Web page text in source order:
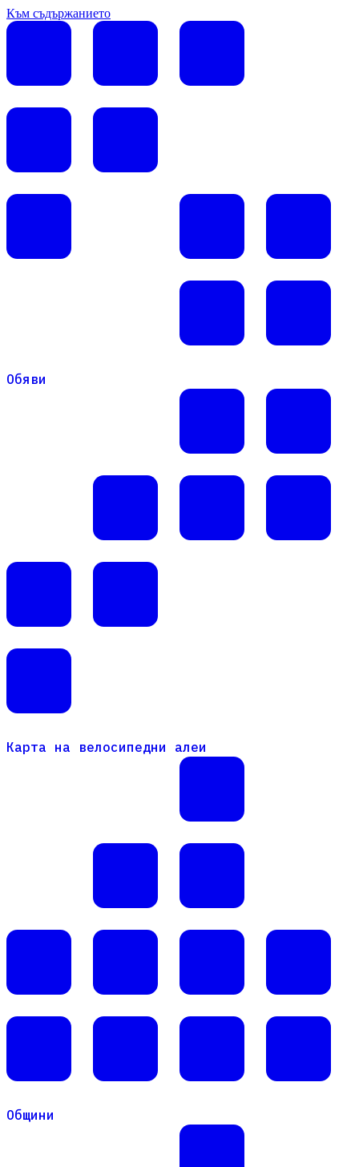
Към съдържанието
Обяви
Карта на велосипедни алеи
Карта на велосипедни алеи
Общини